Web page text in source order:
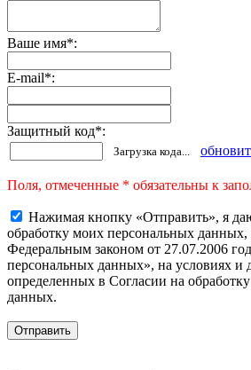
Ваше имя*:
E-mail*:
Защитный код*:
Загрузка кода...
Поля, отмеченные * обязательны к
Нажимая кнопку «Отправить», я
обработку моих персональных данных,
Федеральным законом от 27.07.2006
персональных данных», на условиях и
определенных в Согласии на
данных.